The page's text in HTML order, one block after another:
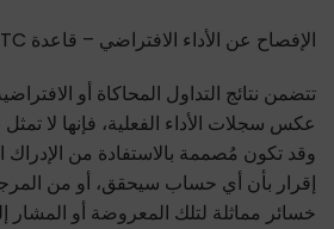
الإفصاح عن الأداء الافتراضي – قاعدة CFTC رقم 4.41
تتضمن نتائج التداول المحاكاة أو
عكس سجلات الأداء الفعلية، فإنها لا
وقد تكون مُصممة بالاستفادة من الإدراك
إقرار بأن أي حساب سيحقق، أو من
خسائر مماثلة لتلك المعروضة أو المشار